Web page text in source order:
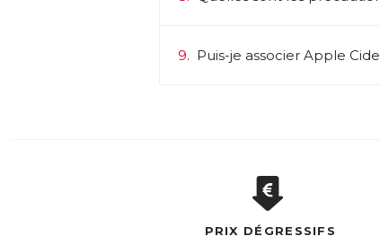
9. Puis-je associer Apple
PRIX DÉGRESSIFS